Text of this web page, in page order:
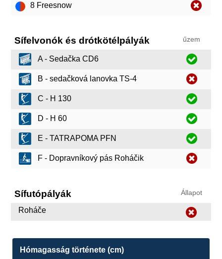
8 Freesnow
Sífelvonók és drótkötélpályák űzem
A - Sedačka CD6
B - sedačková lanovka TS-4
C - H 130
D - H 60
E - TATRAPOMA PFN
F - Dopravníkový pás Roháčik
Sífutópályák Állapot
Roháče
Hómagasság története (cm)